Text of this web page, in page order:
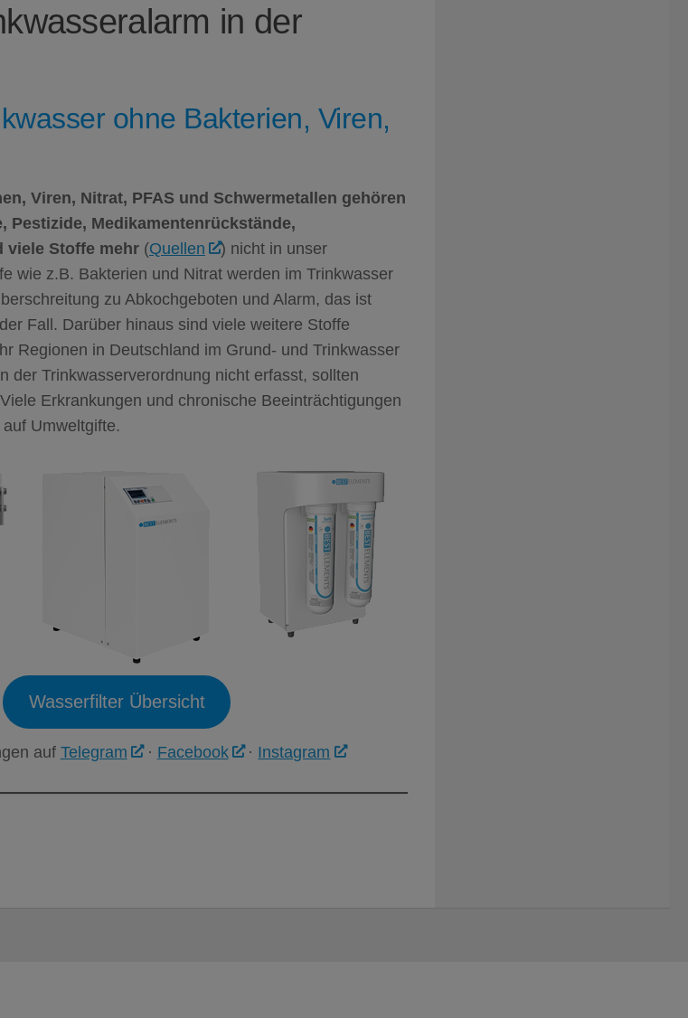
in der
ohne Bakterien, Viren,
Viren, Nitrat, PFAS und Schwermetallen gehören
Pestizide, Medikamentenrückstände,
viele Stoffe mehr (Quellen
) nicht in unser
wie z.B. Bakterien und Nitrat werden im Trinkwasser
zu Abkochgeboten und Alarm, das ist
Fall. Darüber hinaus sind viele weitere Stoffe
Regionen in Deutschland im Grund- und Trinkwasser
der Trinkwasserverordnung nicht erfasst, sollten
Erkrankungen und chronische Beeinträchtigungen
Umweltgifte.
Wasserfilter Übersicht
auf Telegram · Facebook · Instagram